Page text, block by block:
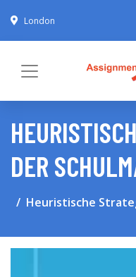
London
DER
Heuristische